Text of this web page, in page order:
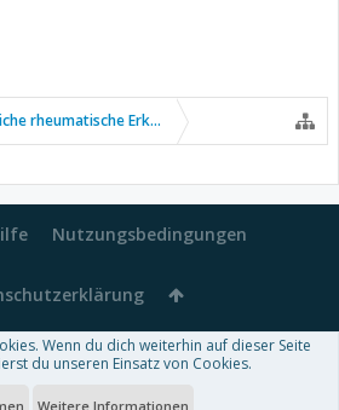
rheumatische Erkrankungen
Nutzungsbedingungen
XenForo™-Deutsch von xenDach
byThemeHouse
Wenn du dich weiterhin auf dieser Seite
du unseren Einsatz von Cookies.
Weitere Informationen